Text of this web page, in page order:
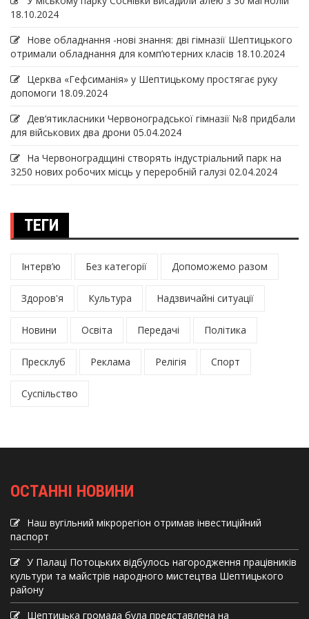
18.10.2024
Нове обладнання -нові знання: дві гімназії Шептицького
отримали обладнання для комп’ютерних класів 18.10.2024
Церква «Гефсиманія» у Шептицькому простягає руку
допомоги 18.09.2024
Дев‘ятикласники Червоноградської гімназії №8 придбали
для військових два дрони 05.04.2024
На Червоноградщині створять індустріальний парк на
3250 нових робочих місць у переробній галузі 02.04.2024
ТЕГИ
Інтерв’ю Без категорії Допоможемо разом
Здоров'я Культура Надзвичайні ситуації
Новини Освіта Передачі Політика
Пресклуб Реклама Релігія Спорт
Суспільство
ОСТАННІ НОВИНИ
Наш вугільний мікрорегіон отримав інвеcтиційний
паспорт
У Палаці Потоцьких відбулось нагородження працівників
культури та майстрів народного мистецтва Шептицького
району
Шептицька громада була представлена на